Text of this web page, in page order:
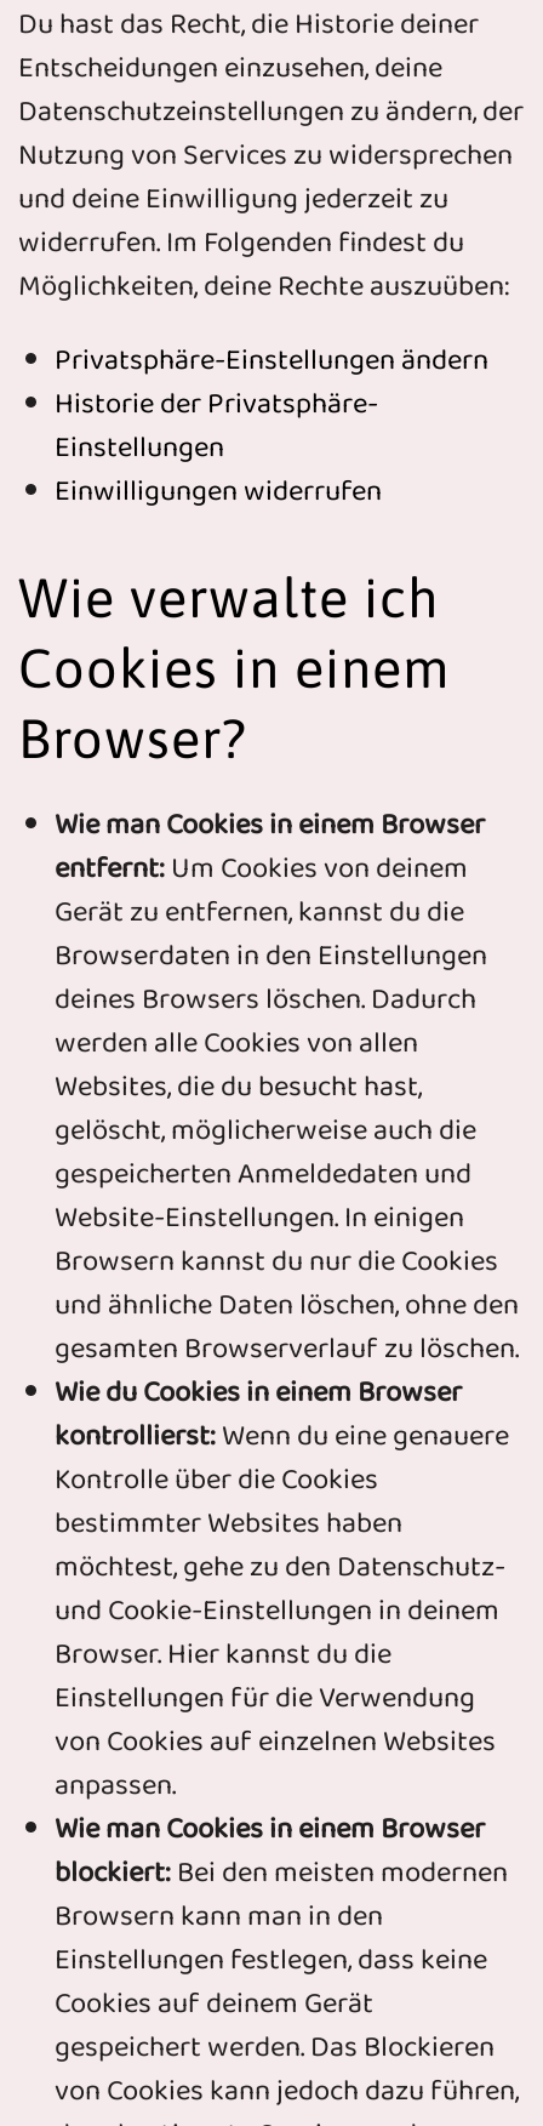
Du hast das Recht, die Historie deiner
Entscheidungen einzusehen, deine
Datenschutzeinstellungen zu ändern, der
Nutzung von Services zu widersprechen
und deine Einwilligung jederzeit zu
widerrufen. Im Folgenden findest du
Möglichkeiten, deine Rechte auszuüben:
Privatsphäre-Einstellungen ändern
Historie der Privatsphäre-
Einstellungen
Einwilligungen widerrufen
Wie verwalte ich
Cookies in einem
Browser?
Wie man Cookies in einem Browser
entfernt:Um Cookies von deinem
Gerät zu entfernen, kannst du die
Browserdaten in den Einstellungen
deines Browsers löschen. Dadurch
werden alle Cookies von allen
Websites, die du besucht hast,
gelöscht, möglicherweise auch die
gespeicherten Anmeldedaten und
Website-Einstellungen. In einigen
Browsern kannst du nur die Cookies
und ähnliche Daten löschen, ohne den
gesamten Browserverlauf zu löschen.
Wie du Cookies in einem Browser
kontrollierst:Wenn du eine genauere
Kontrolle über die Cookies
bestimmter Websites haben
möchtest, gehe zu den Datenschutz-
und Cookie-Einstellungen in deinem
Browser. Hier kannst du die
Einstellungen für die Verwendung
von Cookies auf einzelnen Websites
anpassen.
Wie man Cookies in einem Browser
blockiert:Bei den meisten modernen
Browsern kann man in den
Einstellungen festlegen, dass keine
Cookies auf deinem Gerät
gespeichert werden. Das Blockieren
von Cookies kann jedoch dazu führen,